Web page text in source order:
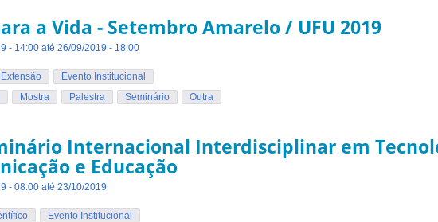
a Vida - Setembro Amarelo / UFU 2019
- 14:00 até 26/09/2019 - 18:00
Evento Institucional
Mostra Palestra Seminário Outra
Internacional Interdisciplinar em
e Educação
- 08:00 até 23/10/2019
Evento Institucional